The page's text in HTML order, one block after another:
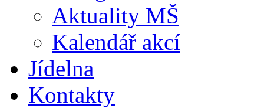
Aktuality MŠ
Kalendář akcí
Jídelna
Kontakty